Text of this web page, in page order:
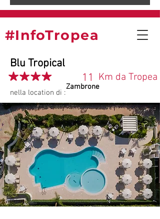
#InfoTropea
Blu Tropical
nella location di :
Zambrone
11 Km da Tropea